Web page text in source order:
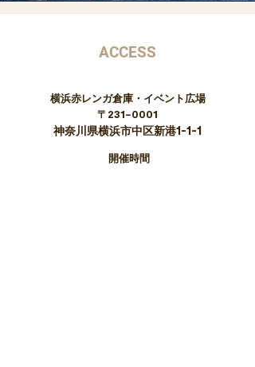
​ACCESS
横浜赤レンガ倉庫・イベント広場
〒231−0001
神奈川県横浜市中区新港1-1-1
開催時間